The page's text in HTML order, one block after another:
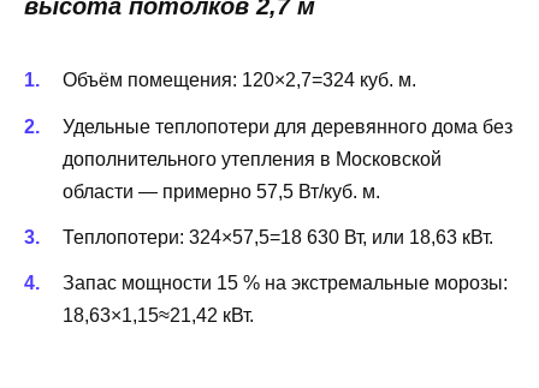
высота потолков 2,7 м
Объём помещения: 120×2,7=324 куб. м.
Удельные теплопотери для деревянного дома без
дополнительного утепления в Московской
области — примерно 57,5 Вт/куб. м.
Теплопотери: 324×57,5=18 630 Вт, или 18,63 кВт.
Запас мощности 15 % на экстремальные морозы:
18,63×1,15≈21,42 кВт.